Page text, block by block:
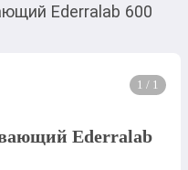
Ederralab 600
1 / 1
Ederralab